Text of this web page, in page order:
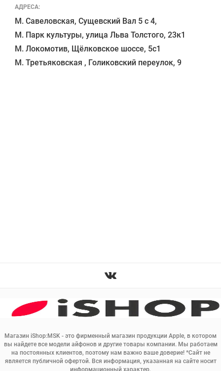
Магазин iShop:MSK - это фирменный магазин продукции Apple, в котором
вы найдете все модели айфонов и другие товары компании. Мы работаем
на постоянных клиентов, поэтому нам важно ваше доверие! *Сайт не
является публичной офертой. Вся информация, указанная на сайте носит
информационный характер.
АДРЕСА:
М. Савеловская, Сущевский Вал 5 с 4,
М. Парк культуры, улица Льва Толстого, 23к1
М. Локомотив, Щёлковское шоссе, 5с1